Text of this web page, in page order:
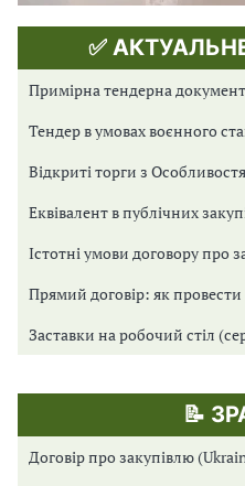
✅
Примірна тендерна
Тендер в умовах воєнного
Відкриті торги з
Еквівалент в публічних
Істотні умови договору про
Прямий договір: як провести
Заставки на робочий стіл
📝
Договір про закупівлю